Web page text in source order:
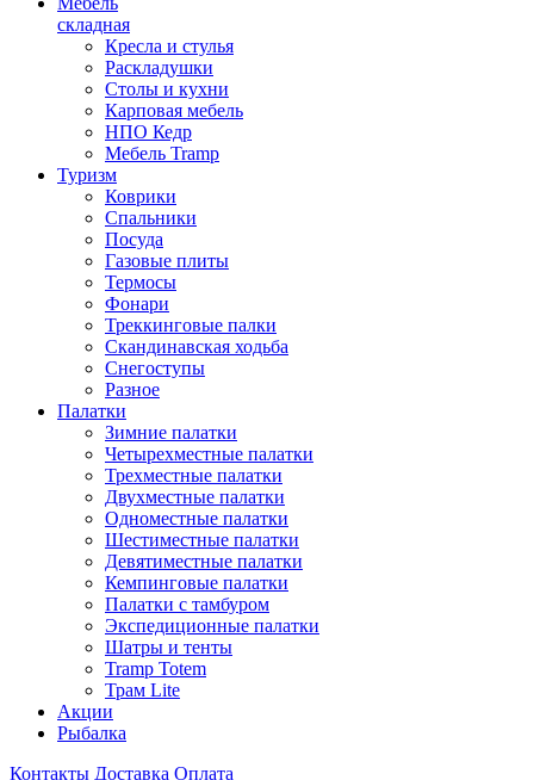
складная
Кресла и стулья
Раскладушки
Столы и кухни
Карповая мебель
НПО Кедр
Мебель Tramp
Туризм
Коврики
Спальники
Посуда
Газовые плиты
Термосы
Фонари
Треккинговые палки
Скандинавская ходьба
Снегоступы
Разное
Палатки
Зимние палатки
Четырехместные палатки
Трехместные палатки
Двухместные палатки
Одноместные палатки
Шестиместные палатки
Девятиместные палатки
Кемпинговые палатки
Палатки с тамбуром
Экспедиционные палатки
Шатры и тенты
Tramp Totem
Трам Lite
Акции
Рыбалка
Контакты Доставка Оплата